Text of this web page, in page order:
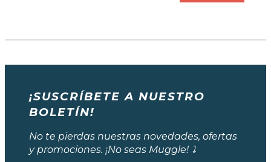
¡SUSCRÍBETE A NUESTRO
BOLETÍN!
No te pierdas nuestras novedades, ofertas
y promociones. ¡No seas Muggle! ⤵️